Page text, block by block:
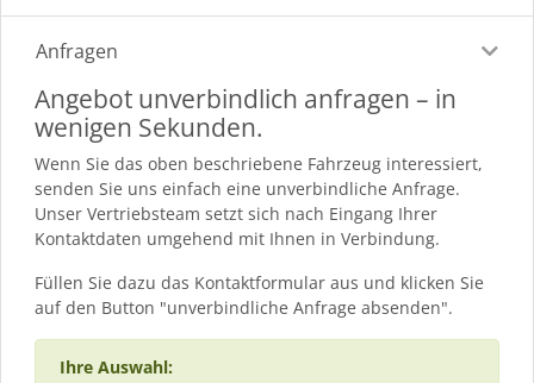
Anfragen
Angebot unverbindlich anfragen – in
wenigen Sekunden.
Wenn Sie das oben beschriebene Fahrzeug interessiert,
senden Sie uns einfach eine unverbindliche Anfrage.
Unser Vertriebsteam setzt sich nach Eingang Ihrer
Kontaktdaten umgehend mit Ihnen in Verbindung.
Füllen Sie dazu das Kontaktformular aus und klicken Sie
auf den Button "unverbindliche Anfrage absenden".
Ihre Auswahl: